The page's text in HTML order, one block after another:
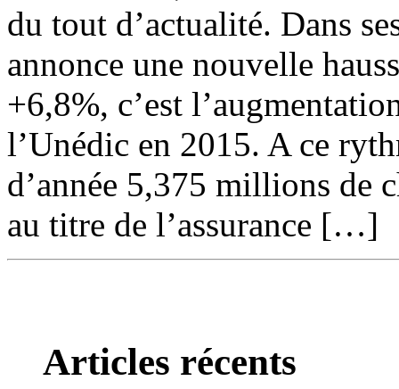
du tout d’actualité. Dans
annonce une nouvelle
+6,8%, c’est
l’Unédic en 2015. A ce
d’année 5,375 millions de
au titre de l’assurance […]
Articles récents